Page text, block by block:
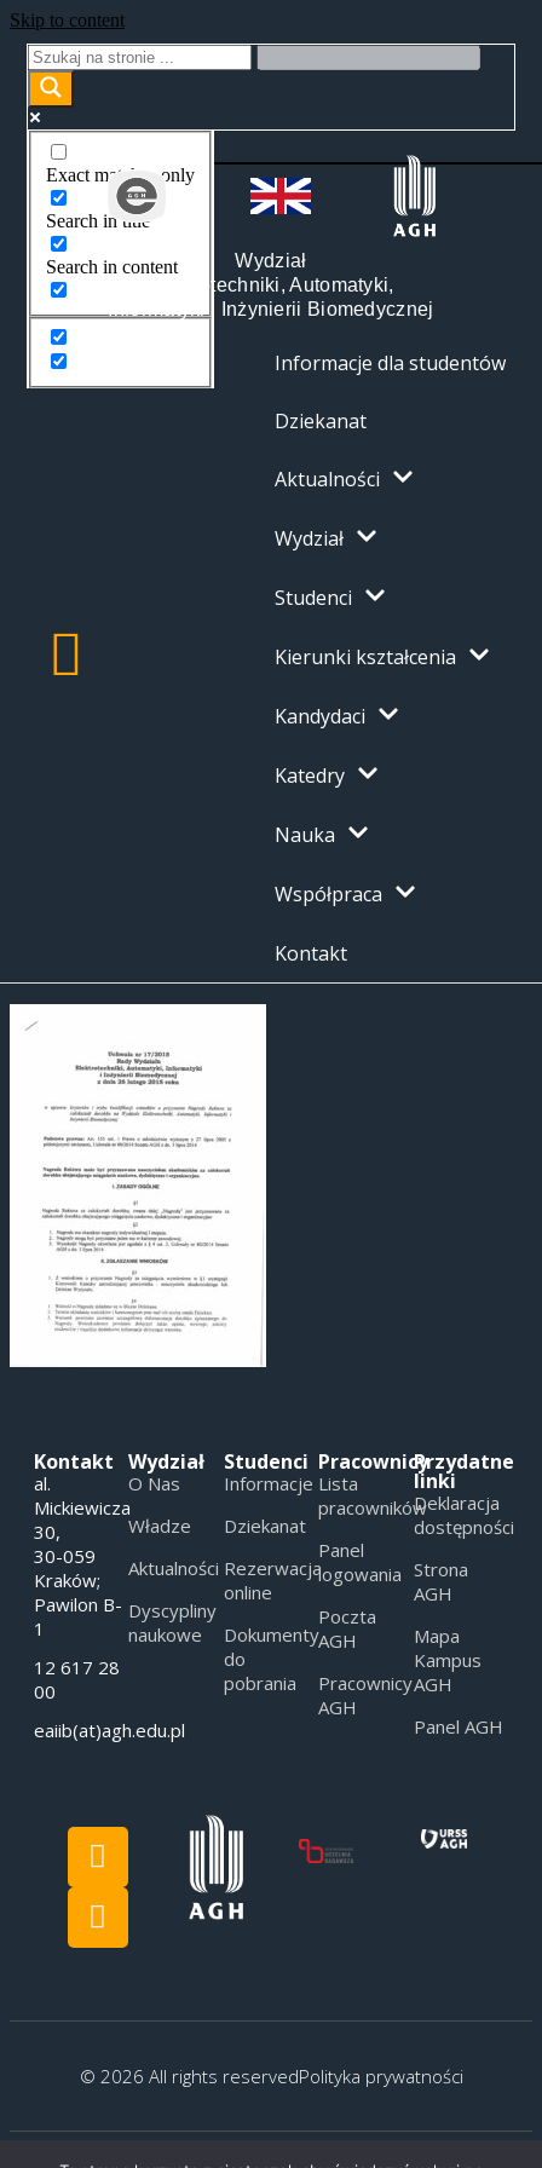
Skip to content
Exact matches only
Search in title
Search in content
Wydział
Elektrotechniki, Automatyki,
Informatyki i Inżynierii Biomedycznej
Informacje dla studentów
Dziekanat
Aktualności
Wydział
Studenci
Kierunki kształcenia
Kandydaci
Katedry
Nauka
Współpraca
Kontakt
Kontakt
al.
Mickiewicza
30,
30-059
Kraków;
Pawilon B-
1
12 617 28
00
eaiib(at)agh.edu.pl
Wydział
O Nas
Władze
Aktualności
Dyscypliny
naukowe
Studenci
Informacje
Dziekanat
Rezerwacja
online
Dokumenty
do
pobrania
Pracownicy
Lista
pracowników
Panel
logowania
Poczta
AGH
Pracownicy
AGH
Przydatne
linki
Deklaracja
dostępności
Strona
AGH
Mapa
Kampus
AGH
Panel AGH
© 2026 All rights reservedPolityka prywatności